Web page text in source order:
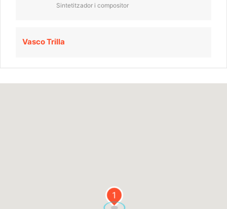
Sintetitzador i compositor
Vasco Trilla
1